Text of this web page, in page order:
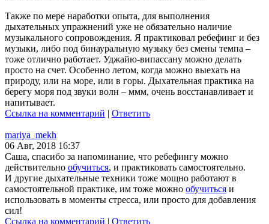
Также по мере наработки опыта, для выполнения
дыхательных упражнений уже не обязательно наличие
музыкального сопровождения. Я практиковал ребефинг и без
музыки, либо под бинауральную музыку без смены темпа –
тоже отлично работает. Уджайю-випассану можно делать
просто на счет. Особенно летом, когда можно выехать на
природу, или на море, или в горы. Дыхательная практика на
берегу моря под звуки волн – ммм, очень восстанавливает и
напитывает.
Ссылка на комментарий | Ответить
mariya_mekh
06 Авг, 2018 16:37
Саша, спасибо за напоминание, что ребефингу можно
действительно обучиться, и практиковать самостоятельно.
И другие дыхательные техники тоже мощно работают в
самостоятельной практике, им тоже можно обучиться и
использовать в моменты стресса, или просто для добавления
сил!
Ссылка на комментарий | Ответить